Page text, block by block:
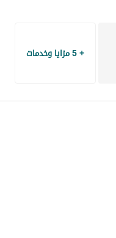
+ 5 مزايا وخدمات